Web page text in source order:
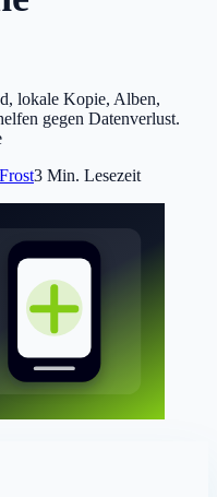
lokale Kopie, Alben,
gegen Datenverlust.
3 Min. Lesezeit